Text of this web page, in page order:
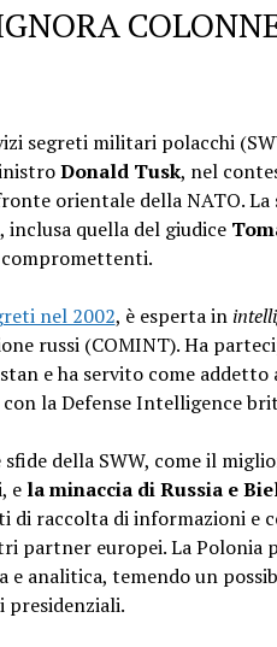
segreti militari polacchi
Donald Tusk, nel
orientale della NATO. La
inclusa quella del giudice
nel 2002, è esperta in
russi (COMINT). Ha
e ha servito come addetto
la Defense Intelligence
della SWW, come il
e la minaccia di Russia e
di raccolta di informazioni e
partner europei. La Polonia
analitica, temendo un
presidenziali.